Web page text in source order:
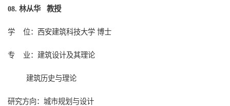
08. 林从华 教授
学 位：西安建筑科技大学 博士
专 业：建筑设计及其理论
建筑历史与理论
研究方向：城市规划与设计